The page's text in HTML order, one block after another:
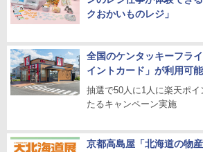
クおかいものレジ」
全国のケンタッキーフラ
イントカード」が利用可
抽選で50人に1人に楽天ポイ
たるキャンペーン実施
京都高島屋「北海道の物